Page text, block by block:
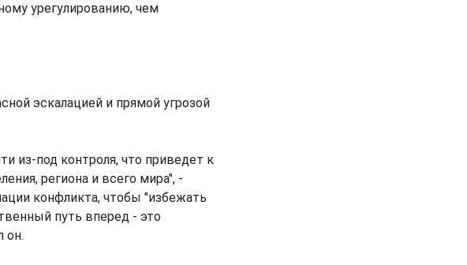
урегулированию, чем
эскалацией и прямой угрозой
из-под контроля, что приведет к
региона и всего мира", -
конфликта, чтобы "избежать
путь вперед - это
он.